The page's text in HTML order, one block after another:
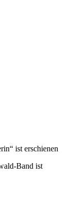
ist erschienen
Band ist